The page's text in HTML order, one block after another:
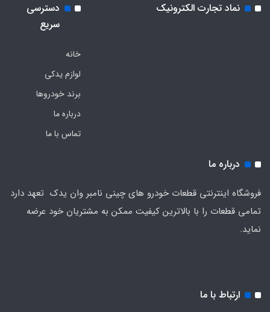
نماد تجارت الکترونیک
دسترسی
سریع
خانه
لوازم یدکی
برند خودروها
درباره ما
تماس با ما
درباره ما
فروشگاه اینترنتی قطعات خودرو های چینی نامبر وان یدک تعهد دارد
تمامی قطعات را با بالاترین کیفیت ممکن به مشتریان خود عرضه
نماید.
ارتباط با ما